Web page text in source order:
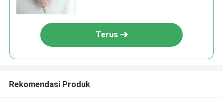
Terus
Rekomendasi Produk